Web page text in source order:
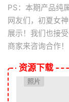
PS：本期产品纯
网友们，初夏女
展示！我们也接
商家来咨询合作！
资源下载
照片